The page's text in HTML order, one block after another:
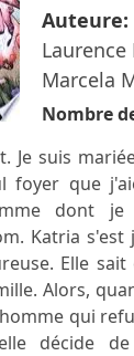
Auteure:
Marcela
Nombre
Je suis
foyer que
dont je
Katria s'est
Elle
Alors,
qui
décide